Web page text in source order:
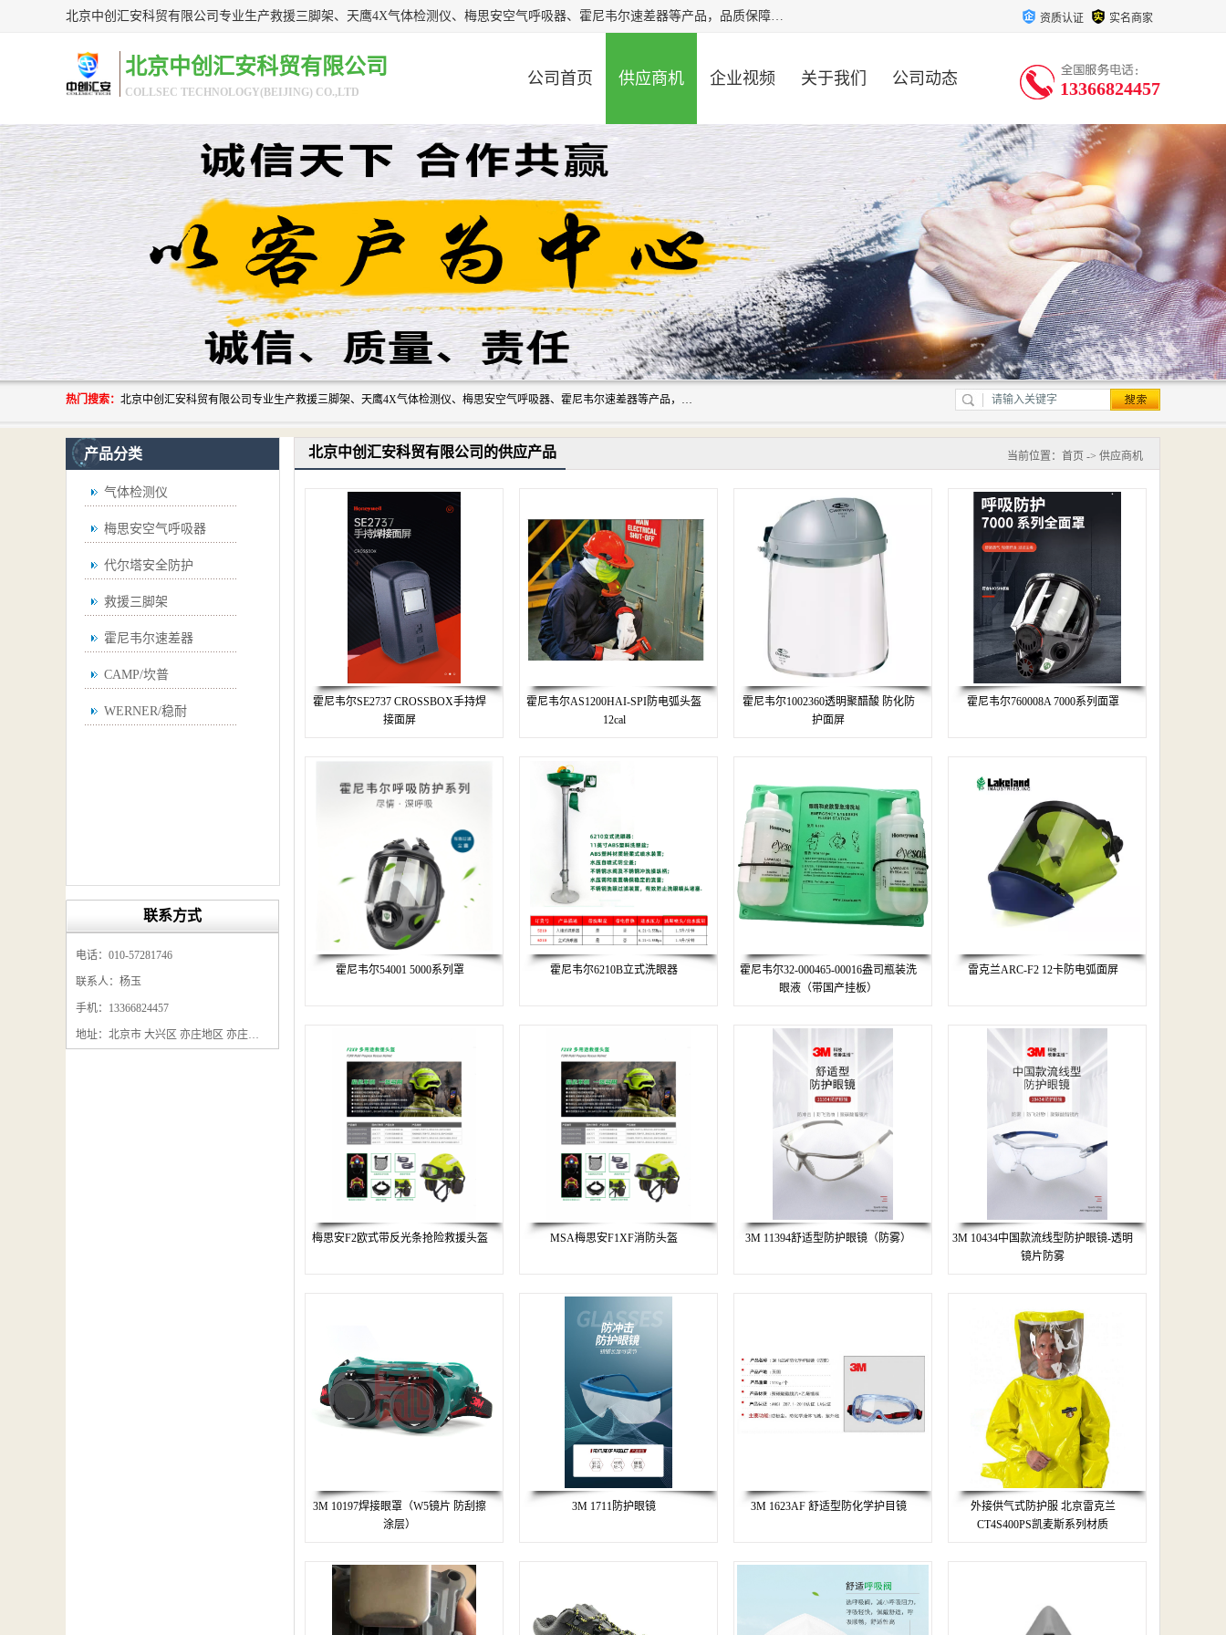
北京中创汇安科贸有限公司专业生产救援三脚架、天鹰4X气体检测仪、梅思安空气呼吸器、霍尼韦尔速差器等产品，品质保障，价格合理，欢迎在线致电咨询。 资质认证 实名商家
北京中创汇安科贸有限公司
COLLSEC TECHNOLOGY(BEIJING) CO.,LTD
公司首页 供应商机 企业视频 关于我们 公司动态 13366824457
热门搜索： 北京中创汇安科贸有限公司专业生产救援三脚架、天鹰4X气体检测仪、梅思安空气呼吸器、霍尼韦尔速差器等产品，品质保障，价格合理，欢迎在线致电咨询。
产品分类
气体检测仪
梅思安空气呼吸器
代尔塔安全防护
救援三脚架
霍尼韦尔速差器
CAMP/坎普
WERNER/稳耐
联系方式
电话：010-57281746
联系人：杨玉
手机：13366824457
地址：北京市 大兴区 亦庄地区 亦庄镇经海四路福美宝产业园
北京中创汇安科贸有限公司的供应产品 当前位置： 首页 -> 供应商机
霍尼韦尔SE2737 CROSSBOX手持焊
接面屏
霍尼韦尔AS1200HAI-SPI防电弧头盔
12cal
霍尼韦尔1002360透明聚醋酸 防化防
护面屏
霍尼韦尔760008A 7000系列面罩
霍尼韦尔54001 5000系列罩 霍尼韦尔6210B立式洗眼器
霍尼韦尔32-000465-00016盎司瓶装洗
眼液（带国产挂板）
雷克兰ARC-F2 12卡防电弧面屏
梅思安F2欧式带反光条抢险救援头盔 MSA梅思安F1XF消防头盔 3M 11394舒适型防护眼镜（防雾）
3M 10434中国款流线型防护眼镜-透明
镜片防雾
3M 10197焊接眼罩（W5镜片 防刮擦
涂层）
3M 1711防护眼镜 3M 1623AF 舒适型防化学护目镜
外接供气式防护服 北京雷克兰
CT4S400PS凯麦斯系列材质